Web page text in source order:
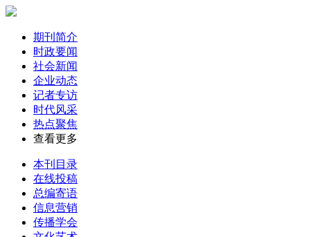
期刊简介
时政要闻
社会新闻
企业动态
记者专访
时代风采
热点聚焦
查看更多
本刊目录
在线投稿
总编寄语
信息营销
传播学会